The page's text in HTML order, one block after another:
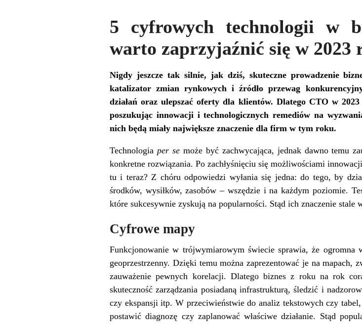
5 cyfrowych technologii w
warto zaprzyjaźnić się w 2023
Nigdy jeszcze tak silnie, jak dziś, skuteczne prowadzenie
katalizator zmian rynkowych i źródło przewag
działań oraz ulepszać oferty dla klientów. Dlatego CTO w
poszukując innowacji i technologicznych remediów na
nich będą miały największe znaczenie dla firm w tym roku.
Technologia per semoże być zachwycająca, jednak dawno temu
konkretne rozwiązania. Po zachłyśnięciu się możliwościami
tu i teraz? Z chóru odpowiedzi wyłania się jedna: do tego, by
środków, wysiłków, zasobów – wszędzie i na każdym poziomie.
które sukcesywnie zyskują na popularności. Stąd ich znaczenie stale
Cyfrowe mapy
Funkcjonowanie w trójwymiarowym świecie sprawia, że ogromna
geoprzestrzenny. Dzięki temu można zaprezentować je na mapach,
zauważenie pewnych korelacji. Dlatego biznes z roku na rok
skuteczność zarządzania posiadaną infrastrukturą, śledzić i
czy ekspansji itp. W przeciwieństwie do analiz tekstowych czy
postawić diagnozę czy zaplanować właściwe działanie. Stąd